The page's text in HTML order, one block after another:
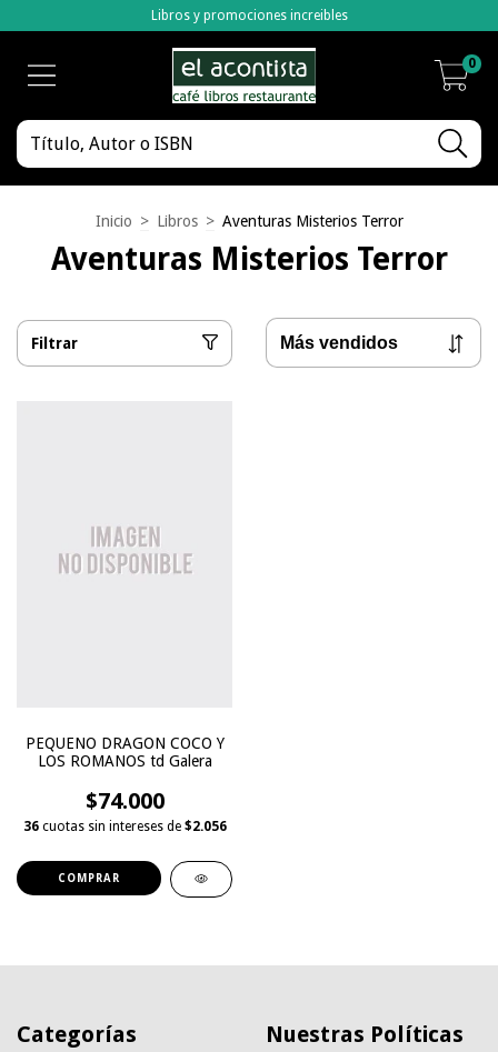
Libros y promociones increibles
0
Inicio > Libros > Aventuras Misterios Terror
Aventuras Misterios Terror
Filtrar
PEQUENO DRAGON COCO Y
LOS ROMANOS td Galera
$74.000
36 cuotas sin intereses de $2.056
Categorías Nuestras Políticas